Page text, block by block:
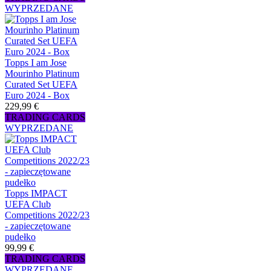
WYPRZEDANE
Topps I am Jose
Mourinho Platinum
Curated Set UEFA
Euro 2024 - Box
229,99 €
TRADING CARDS
WYPRZEDANE
Topps IMPACT
UEFA Club
Competitions 2022/23
- zapieczętowane
pudełko
99,99 €
TRADING CARDS